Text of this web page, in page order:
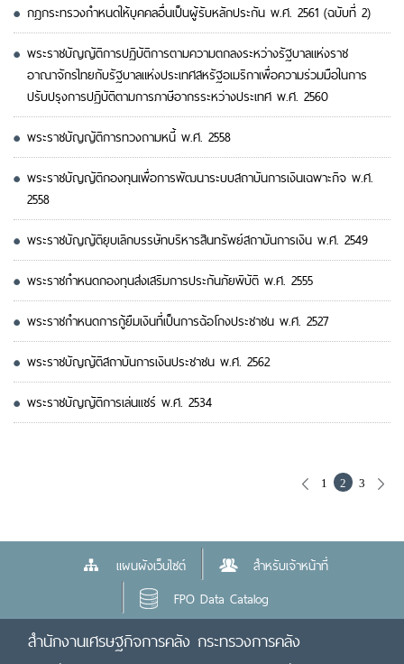
กฎกระทรวงกำหนดให้บุคคลอื่นเป็นผู้รับหลักประกัน พ.ศ. 2561 (ฉบับที่ 2)
พระราชบัญญัติการปฏิบัติการตามความตกลงระหว่างรัฐบาลแห่งราช
อาณาจักรไทยกับรัฐบาลแห่งประเทศสหรัฐอเมริกาเพื่อความร่วมมือในการ
ปรับปรุงการปฏิบัติตามการภาษีอากรระหว่างประเทศ พ.ศ. 2560
พระราชบัญญัติการทวงถามหนี้ พ.ศ. 2558
พระราชบัญญัติกองทุนเพื่อการพัฒนาระบบสถาบันการเงินเฉพาะกิจ พ.ศ.
2558
พระราชบัญญัติยุบเลิกบรรษัทบริหารสินทรัพย์สถาบันการเงิน พ.ศ. 2549
พระราชกำหนดกองทุนส่งเสริมการประกันภัยพิบัติ พ.ศ. 2555
พระราชกำหนดการกู้ยืมเงินที่เป็นการฉ้อโกงประชาชน พ.ศ. 2527
พระราชบัญญัติสถาบันการเงินประชาชน พ.ศ. 2562
พระราชบัญญัติการเล่นเเชร์ พ.ศ. 2534
1 2 3
แผนผังเว็บไซต์
สำหรับเจ้าหน้าที่
FPO Data Catalog
สำนักงานเศรษฐกิจการคลัง กระทรวงการคลัง